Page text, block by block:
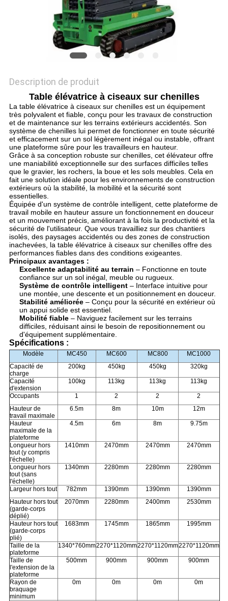
POLITIQUE
CONFIDENTIALITÉ
Description de produit
Table élévatrice à ciseaux sur chenilles
La table élévatrice à ciseaux sur chenilles est un équipement
très polyvalent et fiable, conçu pour les travaux de construction
et de maintenance sur les terrains extérieurs accidentés. Son
système de chenilles lui permet de fonctionner en toute sécurité
et efficacement sur un sol légèrement inégal ou instable, offrant
une plateforme sûre pour les travailleurs en hauteur.
Grâce à sa conception robuste sur chenilles, cet élévateur offre
une maniabilité exceptionnelle sur des surfaces difficiles telles
que le gravier, les rochers, la boue et les sols meubles. Cela en
fait une solution idéale pour les environnements de construction
extérieurs où la stabilité, la mobilité et la sécurité sont
essentielles.
Équipée d'un système de contrôle intelligent, cette plateforme de
travail mobile en hauteur assure un fonctionnement en douceur
et un mouvement précis, améliorant à la fois la productivité et la
sécurité de l'utilisateur. Que vous travailliez sur des chantiers
isolés, des paysages accidentés ou des zones de construction
inachevées, la table élévatrice à ciseaux sur chenilles offre des
performances fiables dans des conditions exigeantes.
Principaux avantages :
Excellente adaptabilité au terrain – Fonctionne en toute
confiance sur un sol inégal, meuble ou rugueux.
Système de contrôle intelligent– Interface intuitive pour
une montée, une descente et un positionnement en douceur.
Stabilité améliorée– Conçu pour la sécurité en extérieur où
un appui solide est essentiel.
Mobilité fiable– Naviguez facilement sur les terrains
difficiles, réduisant ainsi le besoin de repositionnement ou
d'équipement supplémentaire.
Spécifications :
Modèle MC450 MC600 MC800
MC1000
Capacité de
charge
200kg 450kg 450kg 320kg
Capacité
d'extension
100kg 113kg 113kg 113kg
Occupants 1 2 2
2
Hauteur de
travail maximale
6.5m 8m 10m 12m
Hauteur
maximale de la
plateforme
4.5m 6m 8m 9.75m
Longueur hors
tout (y compris
l'échelle)
1410mm 2470mm 2470mm 2470mm
Longueur hors
tout (sans
l'échelle)
1340mm 2280mm 2280mm 2280mm
Largeur hors tout 782mm 1390mm 1390mm
1390mm
Hauteur hors tout
(garde-corps
déplié)
2070mm 2280mm 2400mm 2530mm
Hauteur hors tout
(garde-corps
plié)
1683mm 1745mm 1865mm 1995mm
Taille de la
plateforme
1340*760mm2270*1120mm2270*1120mm2270*1120mm
Taille de
l'extension de la
plateforme
500mm 900mm 900mm 900mm
Rayon de
braquage
minimum
0m 0m 0m 0m